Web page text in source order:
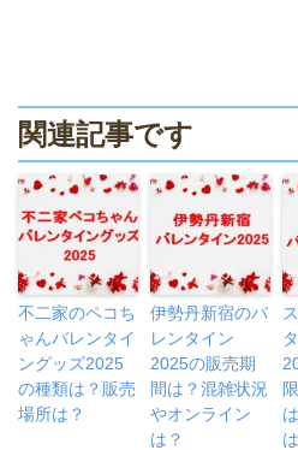
関連記事です
不二家のペコち
ゃんバレンタイ
ングッズ2025
の種類は？販売
場所は？
伊勢丹新宿のバ
レンタイン
2025の販売期
間は？混雑状況
やオンライン
は？